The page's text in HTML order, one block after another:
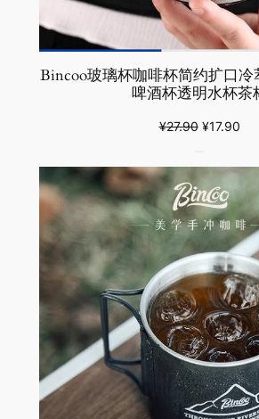
Bincoo玻璃杯咖啡杯简约扩口冷
啤酒杯透明水杯茶
¥27.90 原
为：
¥27.90。
¥17.90当
价
为：